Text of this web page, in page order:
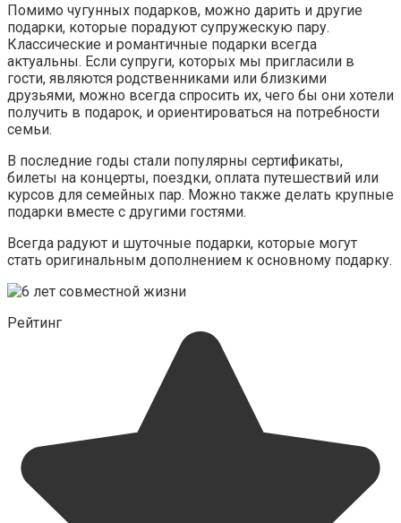
Помимо чугунных подарков, можно дарить и другие
подарки, которые порадуют супружескую пару.
Классические и романтичные подарки всегда
актуальны. Если супруги, которых мы пригласили в
гости, являются родственниками или близкими
друзьями, можно всегда спросить их, чего бы они хотели
получить в подарок, и ориентироваться на потребности
семьи.
В последние годы стали популярны сертификаты,
билеты на концерты, поездки, оплата путешествий или
курсов для семейных пар. Можно также делать крупные
подарки вместе с другими гостями.
Всегда радуют и шуточные подарки, которые могут
стать оригинальным дополнением к основному подарку.
Рейтинг